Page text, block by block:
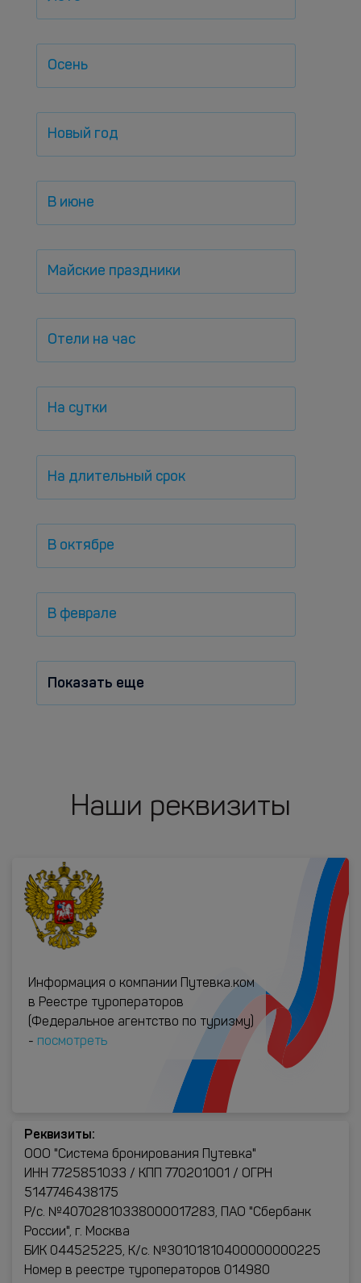
Осень
Новый год
В июне
Майские праздники
Отели на час
На сутки
На длительный срок
В октябре
В феврале
Показать еще
Наши реквизиты
Информация о компании Путевка.ком
в Реестре туроператоров
(Федеральное агентство по туризму)
- посмотреть
Реквизиты:
ООО "Система бронирования Путевка"
ИНН 7725851033 / КПП 770201001 / ОГРН
5147746438175
Р/с. №40702810338000017283, ПАО "Сбербанк
России", г. Москва
БИК 044525225, К/с. №30101810400000000225
Номер в реестре туроператоров 014980